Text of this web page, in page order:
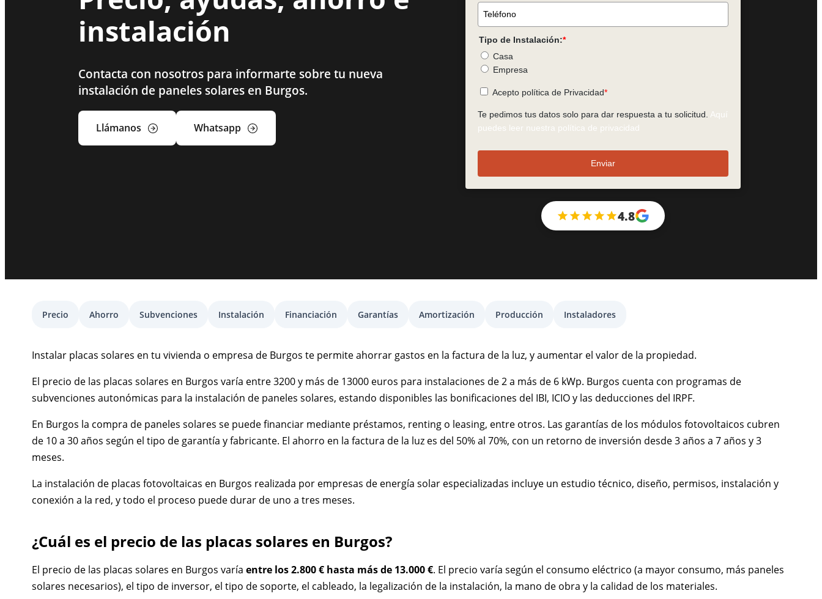
instalación
Contacta con nosotros para informarte sobre tu nueva
instalación de paneles solares en Burgos.
Llámanos Whatsapp
Tipo de Instalación:*
Casa
Empresa
Acepto política de Privacidad*
Te pedimos tus datos solo para dar respuesta a tu solicitud. Aquí
puedes leer nuestra política de privacidad
Enviar
4.8
Precio Ahorro Subvenciones Instalación Financiación Garantías Amortización Producción Instaladores
Instalar placas solares en tu vivienda o empresa de Burgos te permite ahorrar gastos en la factura de la luz, y aumentar el valor de la propiedad.
El precio de las placas solares en Burgos varía entre 3200 y más de 13000 euros para instalaciones de 2 a más de 6 kWp. Burgos cuenta con programas de
subvenciones autonómicas para la instalación de paneles solares, estando disponibles las bonificaciones del IBI, ICIO y las deducciones del IRPF.
En Burgos la compra de paneles solares se puede financiar mediante préstamos, renting o leasing, entre otros. Las garantías de los módulos fotovoltaicos cubren
de 10 a 30 años según el tipo de garantía y fabricante. El ahorro en la factura de la luz es del 50% al 70%, con un retorno de inversión desde 3 años a 7 años y 3
meses.
La instalación de placas fotovoltaicas en Burgos realizada por empresas de energía solar especializadas incluye un estudio técnico, diseño, permisos, instalación y
conexión a la red, y todo el proceso puede durar de uno a tres meses.
¿Cuál es el precio de las placas solares en Burgos?
El precio de las placas solares en Burgos varía entre los 2.800 € hasta más de 13.000 €. El precio varía según el consumo eléctrico (a mayor consumo, más paneles
solares necesarios), el tipo de inversor, el tipo de soporte, el cableado, la legalización de la instalación, la mano de obra y la calidad de los materiales.